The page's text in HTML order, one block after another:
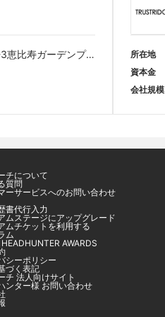
恵比寿ガーデンプ
所在地
資本金
会社規模
チについて
質問
ーサービスへのお問い合わせ
書代行入力
ムステージにアップグレード
ムチケットを利用する
ム
AWARDS
シーポリシー
づく表記
チ 法人向けサイト
ンター様 お問い合わせ